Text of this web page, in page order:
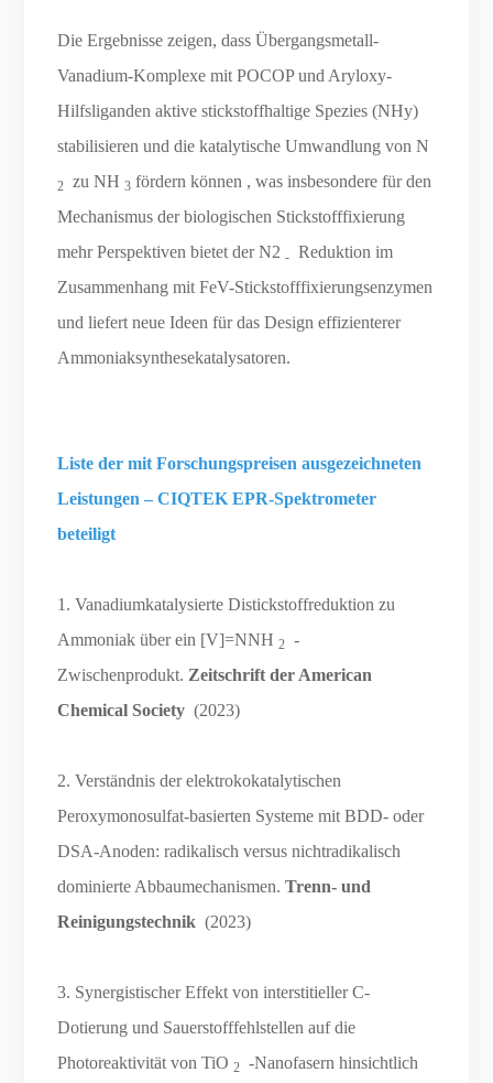
Die Ergebnisse zeigen, dass Übergangsmetall-
Vanadium-Komplexe mit POCOP und Aryloxy-
Hilfsliganden aktive stickstoffhaltige Spezies (NHy)
stabilisieren und die katalytische Umwandlung von N
2 zu NH3 fördern können , was insbesondere für den
Mechanismus der biologischen Stickstofffixierung
mehr Perspektiven bietet der N2 - Reduktion im
Zusammenhang mit FeV-Stickstofffixierungsenzymen
und liefert neue Ideen für das Design effizienterer
Ammoniaksynthesekatalysatoren.
Liste der mit Forschungspreisen ausgezeichneten
Leistungen – CIQTEK EPR-Spektrometer
beteiligt
1. Vanadiumkatalysierte Distickstoffreduktion zu
Ammoniak über ein [V]=NNH2 -
Zwischenprodukt. Zeitschrift der American
Chemical Society (2023)
2. Verständnis der elektrokokatalytischen
Peroxymonosulfat-basierten Systeme mit BDD- oder
DSA-Anoden: radikalisch versus nichtradikalisch
dominierte Abbaumechanismen.Trenn- und
Reinigungstechnik (2023)
3. Synergistischer Effekt von interstitieller C-
Dotierung und Sauerstofffehlstellen auf die
Photoreaktivität von TiO2 -Nanofasern hinsichtlich